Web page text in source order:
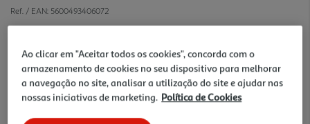
Ref. / EAN: 5600493406072
Price reduced from
8,09 €to
7,22 €
Ao clicar em "Aceitar todos os cookies", concorda com o
armazenamento de cookies no seu dispositivo para melhorar
a navegação no site, analisar a utilização do site e ajudar nas
nossas iniciativas de marketing. Política de Cookies